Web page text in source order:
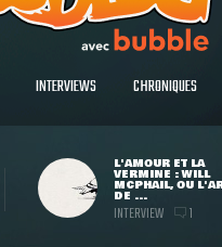
INTERVIEWS CHRONIQUES
L'AMOUR ET LA
VERMINE : WILL
MCPHAIL, OU
DE ...
INTERVIEW 1